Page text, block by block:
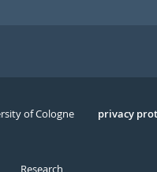
Serivce
privacy
of Cologne
Research